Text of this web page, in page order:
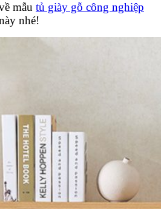
mẫu tủ giày gỗ công nghiệp
nhé!